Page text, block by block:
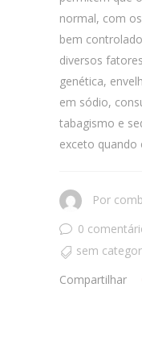
normal, com
bem
diversos
genética,
em sódio,
tabagismo e
exceto quando
Por
0
sem
Compartilhar